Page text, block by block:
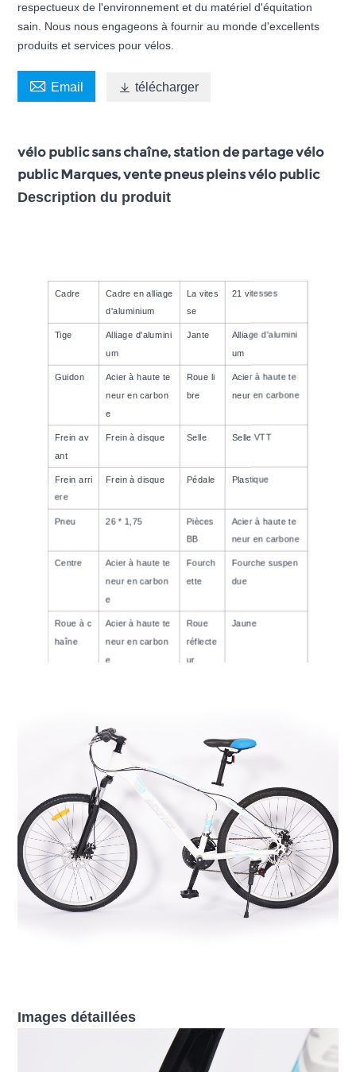
respectueux de l'environnement et du matériel d'équitation
sain. Nous nous engageons à fournir au monde d'excellents
produits et services pour vélos.
 Email  télécharger
vélo public sans chaîne, station de partage vélo
public Marques, vente pneus pleins vélo public
Description du produit
Cadre
Cadre en alliage
d'aluminium
La vites
se
21 vitesses
Tige
Alliage d'alumini
um
Jante
Alliage d'alumini
um
Guidon
Acier à haute te
neur en carbon
e
Roue li
bre
Acier à haute te
neur en carbone
Frein av
ant
Frein à disque Selle Selle VTT
Frein arri
ere
Frein à disque Pédale Plastique
Pneu 26 * 1,75
Pièces
BB
Acier à haute te
neur en carbone
Centre Acier à haute te
neur en carbon
e
Fourch
ette
Fourche suspen
due
Roue à c
haîne
Acier à haute te
neur en carbon
e
Roue
réflecte
ur
Jaune
Images détaillées